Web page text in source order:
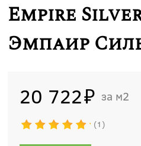
Empire
Эмпаир
20 722 м2
1